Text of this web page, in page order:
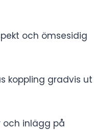
och ömsesidig
koppling gradvis ut
inlägg på